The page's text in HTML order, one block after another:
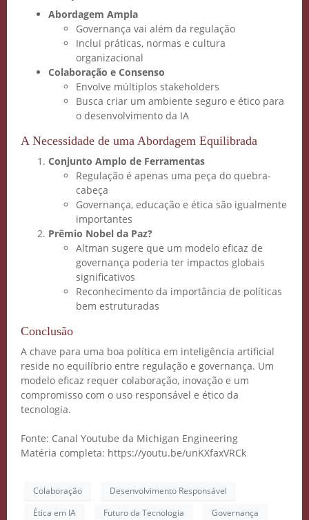
Abordagem Ampla
Governança vai além da regulação
Inclui práticas, normas e cultura
organizacional
Colaboração e Consenso
Envolve múltiplos stakeholders
Busca criar um ambiente seguro e ético para
o desenvolvimento da IA
A Necessidade de uma Abordagem Equilibrada
Conjunto Amplo de Ferramentas
Regulação é apenas uma peça do quebra-
cabeça
Governança, educação e ética são igualmente
importantes
Prêmio Nobel da Paz?
Altman sugere que um modelo eficaz de
governança poderia ter impactos globais
significativos
Reconhecimento da importância de políticas
bem estruturadas
Conclusão
A chave para uma boa política em inteligência artificial
reside no equilíbrio entre regulação e governança. Um
modelo eficaz requer colaboração, inovação e um
compromisso com o uso responsável e ético da
tecnologia.
Fonte: Canal Youtube da Michigan Engineering
Matéria completa: https://youtu.be/unKXfaxVRCk
Colaboração
Desenvolvimento Responsável
Ética em IA
Futuro da Tecnologia
Governança
Crie seu Avatar com
Inteligência Artificial
Vidgenie